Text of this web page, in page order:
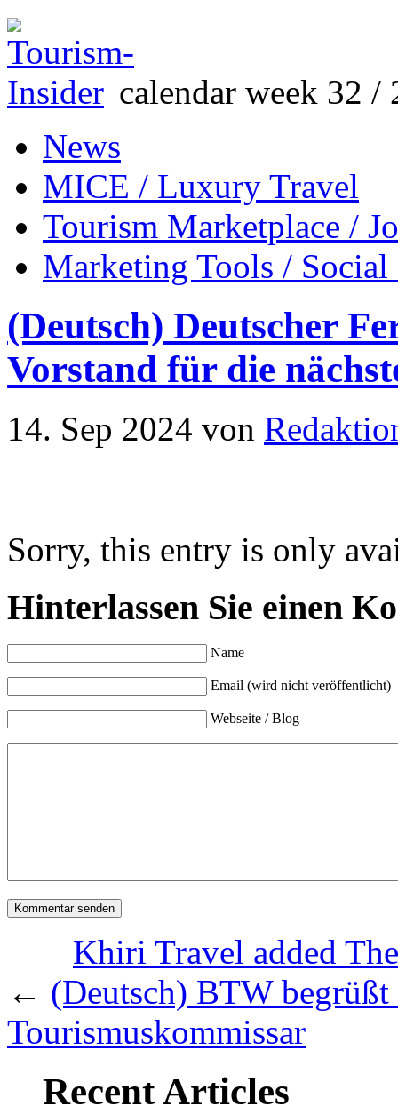
calendar week 32 /
News
MICE / Luxury Travel
Tourism Marketplace /
Marketing Tools /
(Deutsch) Deutscher
Vorstand für die
14. Sep 2024 von
Sorry, this entry is only
Hinterlassen Sie einen
Name
Email (wird nicht veröffentlicht)
Webseite / Blog
Khiri Travel added
← (Deutsch) BTW
Tourismuskommissar
Recent Articles